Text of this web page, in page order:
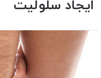
ایجاد سلولیت